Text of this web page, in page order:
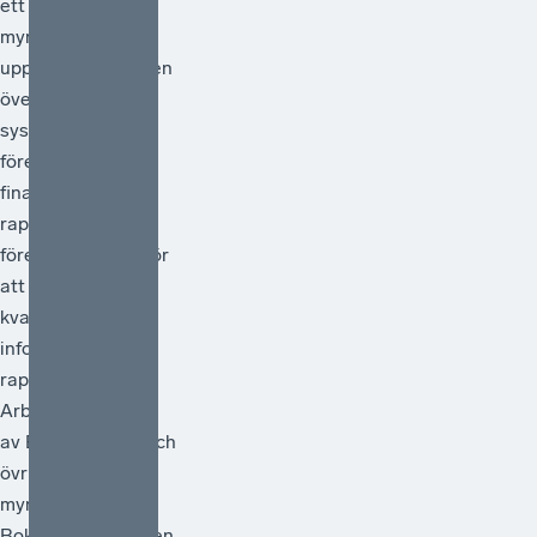
ett antal
myndigheter i
uppdrag att göra en
översyn av
systemet för
företagens
finansiella
rapportering och
föreslå åtgärder för
att förstärka
kvaliteten i den
information som
rapporteras.
Arbetet ska ledas
av Bolagsverket och
övriga deltagande
myndigheter är